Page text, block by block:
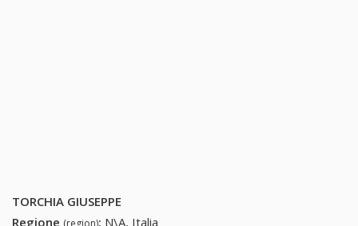
TORCHIA GIUSEPPE
Regione (region): N\A, Italia